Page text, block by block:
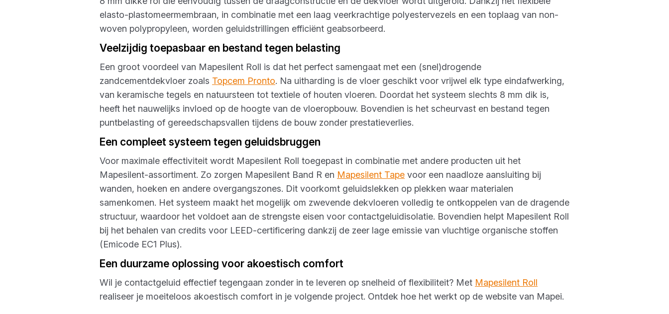
elasto-plastomeermembraan, in combinatie met een laag veerkrachtige polyestervezels en een toplaag van non-
woven polypropyleen, worden geluidstrillingen efficiënt geabsorbeerd.
Veelzijdig toepasbaar en bestand tegen belasting
Een groot voordeel van Mapesilent Roll is dat het perfect samengaat met een (snel)drogende
zandcementdekvloer zoals Topcem Pronto. Na uitharding is de vloer geschikt voor vrijwel elk type eindafwerking,
van keramische tegels en natuursteen tot textiele of houten vloeren. Doordat het systeem slechts 8 mm dik is,
heeft het nauwelijks invloed op de hoogte van de vloeropbouw. Bovendien is het scheurvast en bestand tegen
puntbelasting of gereedschapsvallen tijdens de bouw zonder prestatieverlies.
Een compleet systeem tegen geluidsbruggen
Voor maximale effectiviteit wordt Mapesilent Roll toegepast in combinatie met andere producten uit het
Mapesilent-assortiment. Zo zorgen Mapesilent Band R en Mapesilent Tape voor een naadloze aansluiting bij
wanden, hoeken en andere overgangszones. Dit voorkomt geluidslekken op plekken waar materialen
samenkomen. Het systeem maakt het mogelijk om zwevende dekvloeren volledig te ontkoppelen van de dragende
structuur, waardoor het voldoet aan de strengste eisen voor contactgeluidisolatie. Bovendien helpt Mapesilent Roll
bij het behalen van credits voor LEED-certificering dankzij de zeer lage emissie van vluchtige organische stoffen
(Emicode EC1 Plus).
Een duurzame oplossing voor akoestisch comfort
Wil je contactgeluid effectief tegengaan zonder in te leveren op snelheid of flexibiliteit? Met Mapesilent Roll
realiseer je moeiteloos akoestisch comfort in je volgende project. Ontdek hoe het werkt op de website van Mapei.